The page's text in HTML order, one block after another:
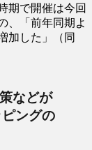
期で開催は今回
、「前年同期よ
加した」（同
などが
ングの